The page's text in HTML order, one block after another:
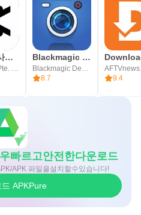
CapCut: 사진 및 동영상 에디터 Blackmagic Camera
8.7
9.4
빠르고안전한다운로드
APK 파일을설치할수있습니다!
드 APKPure